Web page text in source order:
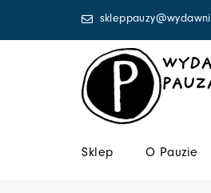
Sklep O Pauzie